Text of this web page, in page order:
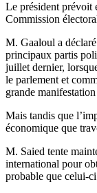
Le président prévoit
Commission
M. Gaaloul a
principaux partis
juillet dernier,
le parlement et
grande
Mais tandis que
économique que
M. Saied tente
international pour
probable que celui-